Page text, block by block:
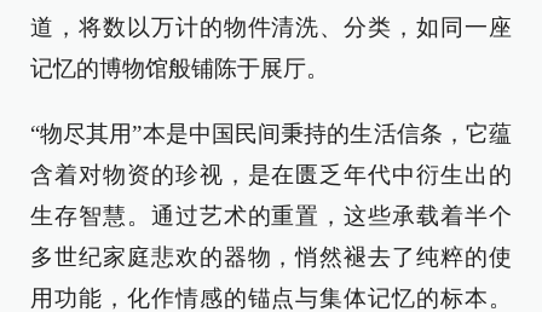
道，将数以万计的物件清洗、分类，如同一座
记忆的博物馆般铺陈于展厅。
“物尽其用”本是中国民间秉持的生活信条，它蕴
含着对物资的珍视，是在匮乏年代中衍生出的
生存智慧。通过艺术的重置，这些承载着半个
多世纪家庭悲欢的器物，悄然褪去了纯粹的使
用功能，化作情感的锚点与集体记忆的标本。